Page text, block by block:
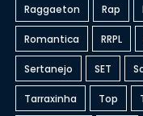
Raggaeton Rap
Romantica RRPL
Sertanejo SET
Tarraxinha Top